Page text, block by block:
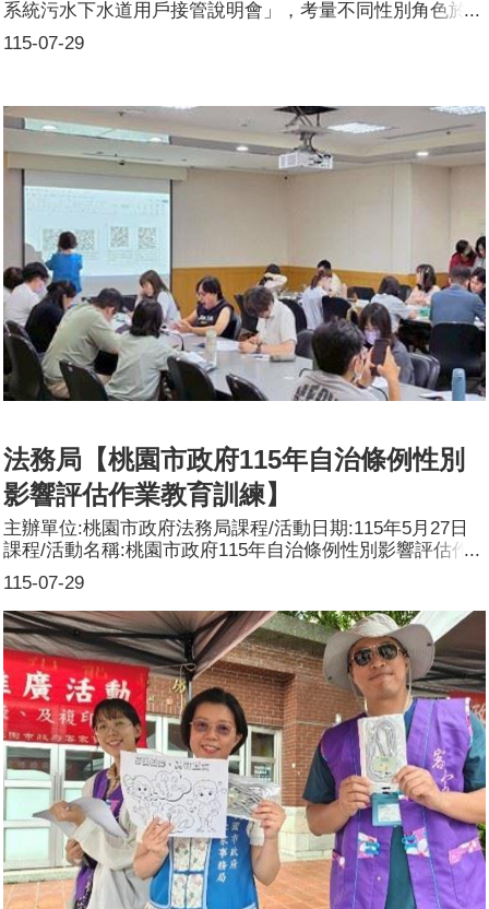
115-07-29
系統污水下水道用戶接管說明會」，考量不同性別角色於夜
間或假日辦理，相關性別平等措施如下：(1) 包容性文
宣：採中性用語及多元圖像，避免性別刻板印象。(2) 多
造明亮、潔淨的生活空間，提升不同性別與族群之心理安全
感。藉由環境設計與規劃，建構安全的生活空間1.115年4月
24日辦理「桃園市梨頭洲溝支線排水治理規劃」第二次地
方說明會，邀請民意代表、周邊里長等相關單位人員出席，
並聽取各性別參與人員意見，納入後續工程規劃參考。出席
人數中，男性約佔80%，女性約佔20%。2.115年4月29日辦
理「配合用戶接管後巷環境改造工程」施工說明會，邀請相
關住戶票選美化樣式，考量上班族與家庭照顧者等性別角色
需求，擇定於夜間辦理。後巷設計是將被遺忘的廢棄空間轉
化為具包容性的安全通道，本次施工說明會出席人數為9
人，男性5人，佔55%，女性4人，佔45%，透過票選活動蒐
集各性別參與人意見。
法務局【桃園市政府115年自治條例性別
影響評估作業教育訓練】
115-07-29
主辦單位:桃園市政府法務局課程/活動日期:115年5月27日
課程/活動名稱:桃園市政府115年自治條例性別影響評估作
業教育訓練課程/活動對象:本府各一級機關辦理自治條例性
別影響評估作業同仁（含法制人員或兼辦法制業務之秘書、
研考等填表機關複核人員）辦理形式:工作坊課程/活動簡介
(大綱):為深化實務操作層面之說明，邀請國立暨南國際大學
社會政 策與社會工作學系教授許雅惠擔任講座，講授
法案類性別影響評估實作，並以小班制及分組問答方式進
行。講座先就性別主流化工具、性別政策綱領、制定修正自
治條例性別影響評估檢視表內容講解後，引導各組學員分析
及討論本府自治條例性別影響評估案件，強化學員檢視自治
條例與性別相關法規及政策之相關性，評估法案對不同性
別、不同性傾向、性別特質或性別認同者之影響等訣竅，提
升同仁將性別平等意識納入法案之能力。本次課程，講座藉
由小班制及分組運作方式，讓同仁撰寫並於課堂上分享表達
意見，精進同仁將性別平等意識納入法案之能力，以有效推
動性別主流化工作。參加人數:共65人，分別為男性：25
人；女性：40人。講師資料:(1)姓名：許雅惠(2)職稱：國立